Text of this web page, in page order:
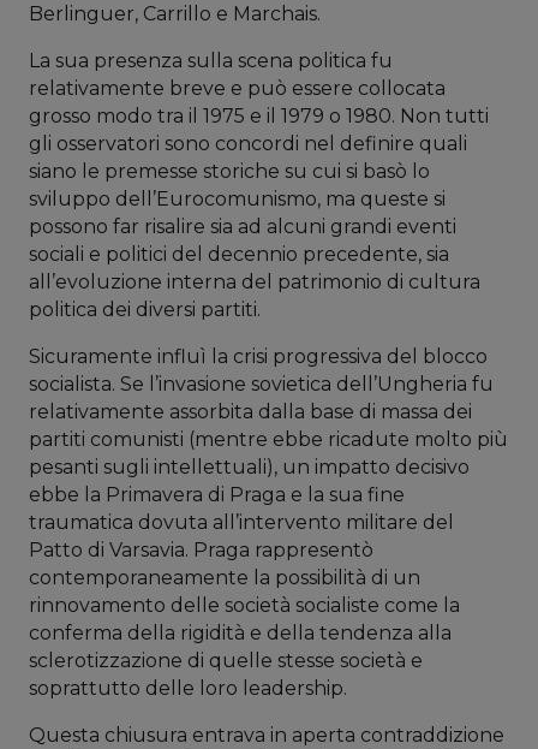
Berlinguer, Carrillo e Marchais.
La sua presenza sulla scena politica fu
relativamente breve e può essere collocata
grosso modo tra il 1975 e il 1979 o 1980. Non tutti
gli osservatori sono concordi nel definire quali
siano le premesse storiche su cui si basò lo
sviluppo dell’Eurocomunismo, ma queste si
possono far risalire sia ad alcuni grandi eventi
sociali e politici del decennio precedente, sia
all’evoluzione interna del patrimonio di cultura
politica dei diversi partiti.
Sicuramente influì la crisi progressiva del blocco
socialista. Se l’invasione sovietica dell’Ungheria fu
relativamente assorbita dalla base di massa dei
partiti comunisti (mentre ebbe ricadute molto più
pesanti sugli intellettuali), un impatto decisivo
ebbe la Primavera di Praga e la sua fine
traumatica dovuta all’intervento militare del
Patto di Varsavia. Praga rappresentò
contemporaneamente la possibilità di un
rinnovamento delle società socialiste come la
conferma della rigidità e della tendenza alla
sclerotizzazione di quelle stesse società e
soprattutto delle loro leadership.
Questa chiusura entrava in aperta contraddizione